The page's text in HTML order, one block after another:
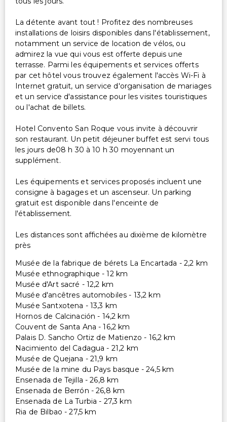
La détente avant tout ! Profitez des nombreuses
installations de loisirs disponibles dans l'établissement,
notamment un service de location de vélos, ou
admirez la vue qui vous est offerte depuis une
terrasse. Parmi les équipements et services offerts
par cet hôtel vous trouvez également l'accès Wi-Fi à
Internet gratuit, un service d'organisation de mariages
et un service d'assistance pour les visites touristiques
ou l'achat de billets.
Hotel Convento San Roque vous invite à découvrir
son restaurant. Un petit déjeuner buffet est servi tous
les jours de08 h 30 à 10 h 30 moyennant un
supplément.
Les équipements et services proposés incluent une
consigne à bagages et un ascenseur. Un parking
gratuit est disponible dans l'enceinte de
l'établissement.
Les distances sont affichées au dixième de kilomètre
près
Musée de la fabrique de bérets La Encartada - 2,2 km
Musée ethnographique - 12 km
Musée d'Art sacré - 12,2 km
Musée d'ancêtres automobiles - 13,2 km
Musée Santxotena - 13,3 km
Hornos de Calcinación - 14,2 km
Couvent de Santa Ana - 16,2 km
Palais D. Sancho Ortiz de Matienzo - 16,2 km
Nacimiento del Cadagua - 21,2 km
Musée de Quejana - 21,9 km
Musée de la mine du Pays basque - 24,5 km
Ensenada de Tejilla - 26,8 km
Ensenada de Berrón - 26,8 km
Ensenada de La Turbia - 27,3 km
Ria de Bilbao - 27,5 km